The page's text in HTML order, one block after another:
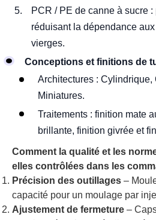
PCR / PE de canne à sucre
réduisant la dépendance
vierges.
Conceptions et finitions de
Architectures :
Miniatures.
Traitements : finition mate
brillante, finition givrée et
Comment la qualité et les
elles contrôlées dans les
Précision des outillages –
capacité pour un moulage par
Ajustement de fermeture –